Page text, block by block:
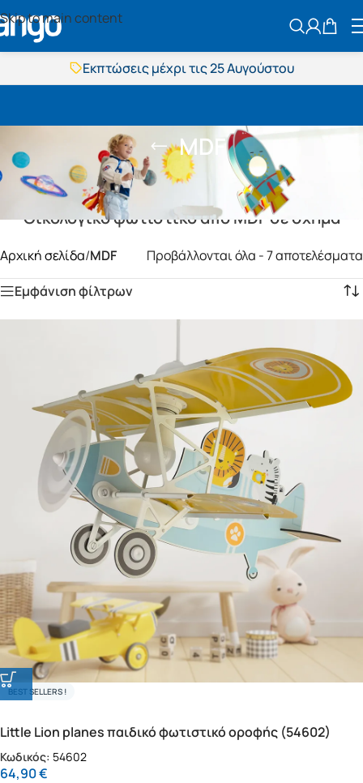
Skip to main content
Εκπτώσεις μέχρι τις 25 Αυγούστου
Δωρεάν μεταφορικά
BOXNOW αποστολή
Εκπτώσεις μέχρι τις 25 Αυγούστου
Δωρεάν μεταφορικά
BOXNOW αποστολή
Άμεση παράδοση
MDF
Οικολογικό φωτιστικό από MDF σε σχήμα
Αρχική σελίδα/MDF
Προβάλλονται όλα - 7 αποτελέσματα
Εμφάνιση φίλτρων
BEST SELLERS !
Little Lion planes παιδικό φωτιστικό οροφής (54602)
Κωδικός: 54602
64,90€